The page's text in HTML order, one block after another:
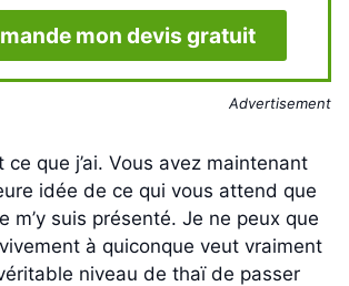
mon devis gratuit
Advertisement
ce que j’ai. Vous avez maintenant
idée de ce qui vous attend que
m’y suis présenté. Je ne peux que
à quiconque veut vraiment
niveau de thaï de passer